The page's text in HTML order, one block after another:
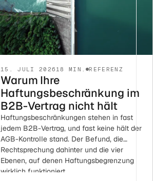
15. JULI 202618 MIN. REFERENZ
Warum Ihre
Haftungsbeschränkung im
B2B-Vertrag nicht hält
Haftungsbeschränkungen stehen in fast
jedem B2B-Vertrag, und fast keine hält der
AGB-Kontrolle stand. Der Befund, die
Rechtsprechung dahinter und die vier
Ebenen, auf denen Haftungsbegrenzung
wirklich funktioniert.